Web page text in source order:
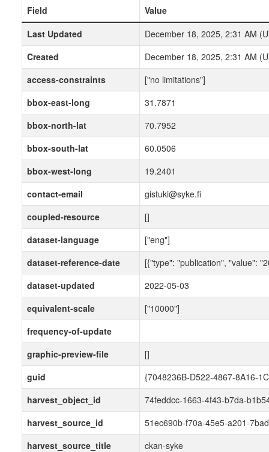
Field
Value
Last Updated
December 18, 2025, 2:31 AM
Created
December 18, 2025, 2:31 AM
access-constraints
["no limitations"]
bbox-east-long
31.7871
bbox-north-lat
70.7952
bbox-south-lat
60.0506
bbox-west-long
19.2401
contact-email
gistuki@syke.fi
coupled-resource
[]
dataset-language
["eng"]
dataset-reference-date
[{"type": "publication", "value":
dataset-updated
2022-05-03
equivalent-scale
["10000"]
frequency-of-update
graphic-preview-file
[]
guid
{7048236B-D522-4867-8A16-
harvest_object_id
74feddcc-1663-4f43-b7da-
harvest_source_id
51ec690b-f70a-45e5-a201-
harvest_source_title
ckan-syke